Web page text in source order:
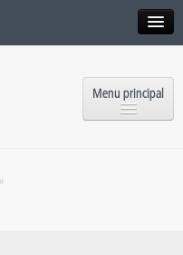
Recherche
Menu principal
»